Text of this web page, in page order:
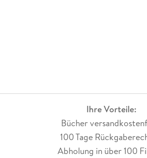
Ihre Vorteile:
Bücher
100 Tage
Abholung in über 100